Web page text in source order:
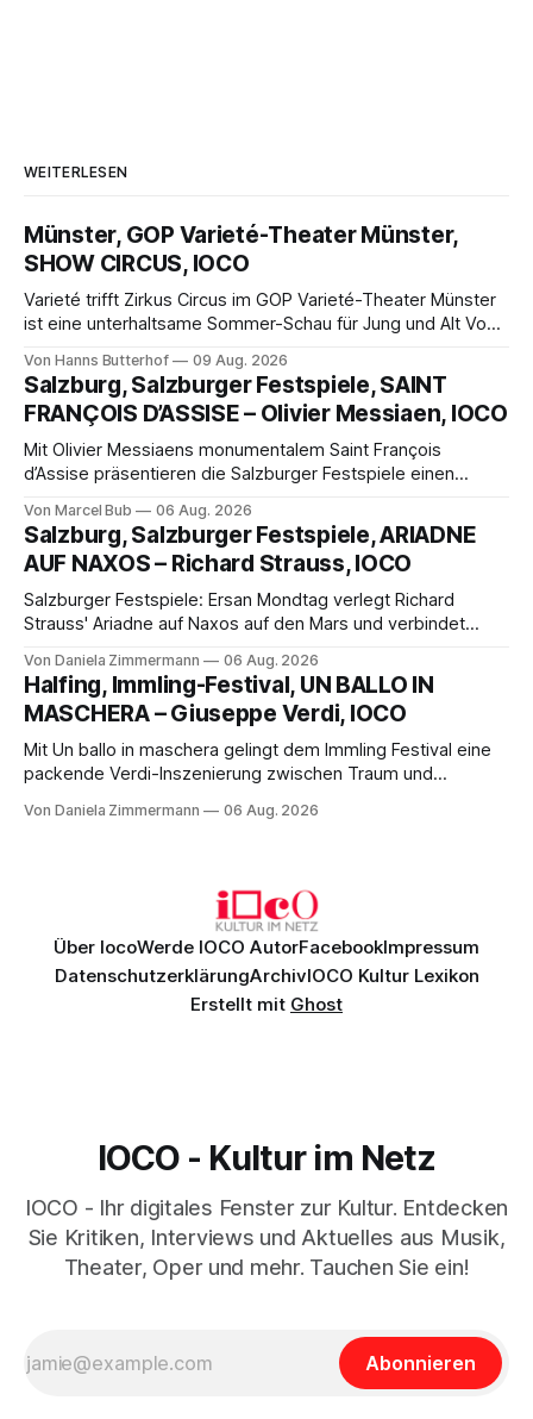
WEITERLESEN
Münster, GOP Varieté-Theater Münster,
SHOW CIRCUS, IOCO
Varieté trifft Zirkus Circus im GOP Varieté-Theater Münster
ist eine unterhaltsame Sommer-Schau für Jung und Alt Von
Münster der Vorhang zur neuen Show Circus hebt, erkundet
wohl auch eine junge Frau, wie es ist, wenn der Zirkus ins
Varieté kommt.
Von Hanns Butterhof 09 Aug. 2026
Salzburg, Salzburger Festspiele, SAINT
FRANÇOIS D’ASSISE – Olivier Messiaen, IOCO
Mit Olivier Messiaens monumentalem Saint François
d’Assise präsentieren die Salzburger Festspiele einen
eine bildgewaltige Inszenierung, Maxime Pascal entfaltet
die komplexe Partitur eindrucksvoll, Philippe Sly berührt als
Franziskus.
Von Marcel Bub 06 Aug. 2026
Salzburg, Salzburger Festspiele, ARIADNE
AUF NAXOS – Richard Strauss, IOCO
Salzburger Festspiele: Ersan Mondtag verlegt Richard
Strauss' Ariadne auf Naxos auf den Mars und verbindet
Aufführung mit starken Solisten und den Wiener
Philharmonikern, szenisch bleibt der zweite Akt jedoch
hinter den Erwartungen zurück.
Von Daniela Zimmermann 06 Aug. 2026
Halfing, Immling-Festival, UN BALLO IN
MASCHERA – Giuseppe Verdi, IOCO
Mit Un ballo in maschera gelingt dem Immling Festival eine
packende Verdi-Inszenierung zwischen Traum und
psychologische Tiefe mit starken Bildern, getragen von
Von Daniela Zimmermann 06 Aug. 2026
Über IocoWerde IOCO AutorFacebookImpressum
DatenschutzerklärungArchivIOCO Kultur Lexikon
Erstellt mit Ghost
IOCO - Kultur im Netz
IOCO - Ihr digitales Fenster zur Kultur. Entdecken
Sie Kritiken, Interviews und Aktuelles aus Musik,
Theater, Oper und mehr. Tauchen Sie ein!
Abonnieren